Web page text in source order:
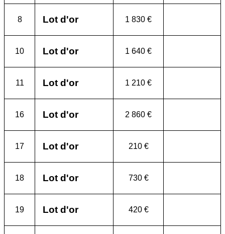
8 Lot d'or 1 830 €
10 Lot d'or 1 640 €
11 Lot d'or 1 210 €
16 Lot d'or 2 860 €
17 Lot d'or 210 €
18 Lot d'or 730 €
19 Lot d'or 420 €